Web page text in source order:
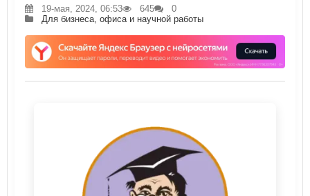
19-мая, 2024, 06:53 645
0
Для бизнеса, офиса и научной работы